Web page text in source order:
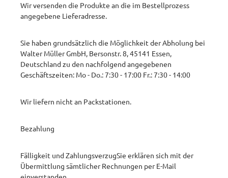
Wir versenden die Produkte an die im Bestellprozess
angegebene Lieferadresse.
Sie haben grundsätzlich die Möglichkeit der Abholung bei
Walter Müller GmbH, Bersonstr. 8, 45141 Essen,
Deutschland zu den nachfolgend angegebenen
Geschäftszeiten: Mo - Do.: 7:30 - 17:00 Fr.: 7:30 - 14:00
Wir liefern nicht an Packstationen.
Bezahlung
Fälligkeit und Zahlungsverzug ​ Sie erklären sich mit der
Übermittlung sämtlicher Rechnungen per E-Mail